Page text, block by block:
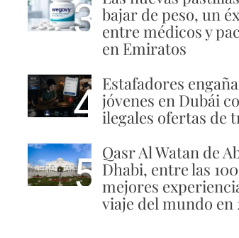
3 bajar de peso, un
entre médicos y
en Emiratos
4 Estafadores
jóvenes en Dubái
ilegales ofertas de
5 Qasr Al Watan de
Dhabi, entre las 100
mejores
viaje del mundo en